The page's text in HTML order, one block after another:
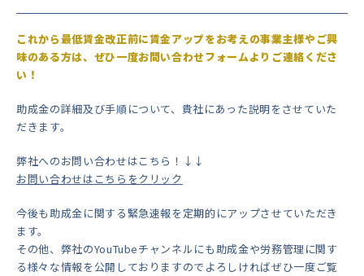
これから最低賃金改正前に賃金アップをお考えの事業主様やご興
味のある方は、ぜひ一度お問い合わせフォームよりご連絡くださ
い！
助成金の詳細及び手順について、貴社にあった説明をさせていた
だきます。
弊社へのお問い合わせはこちら！↓↓
お問い合わせはこちらをクリック
今後も助成金に関する緊急速報を定期的にアップさせていただき
ます。
その他、弊社のYouTubeチャンネルにも助成金や労務管理に関す
る様々な情報を公開しておりますのでよろしければぜひ一度ご覧